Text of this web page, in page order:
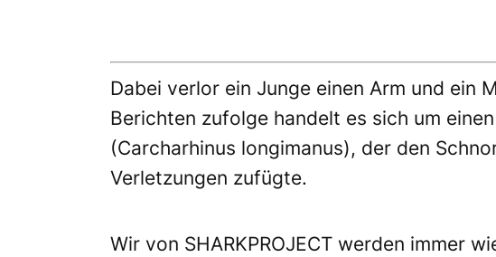
Dabei verlor ein Junge einen Arm und ein
Berichten zufolge handelt es sich um
(Carcharhinus longimanus), der den
Verletzungen zufügte.
Wir von SHARKPROJECT werden immer